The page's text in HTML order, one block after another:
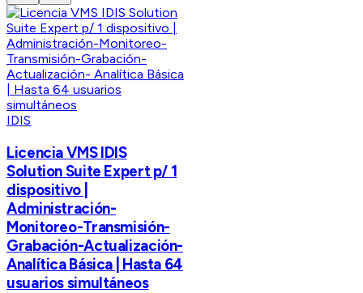
IDIS
Licencia VMS IDIS
Solution Suite Expert p/ 1
dispositivo |
Administración-
Monitoreo-Transmisión-
Grabación-Actualización-
Analítica Básica | Hasta 64
usuarios simultáneos